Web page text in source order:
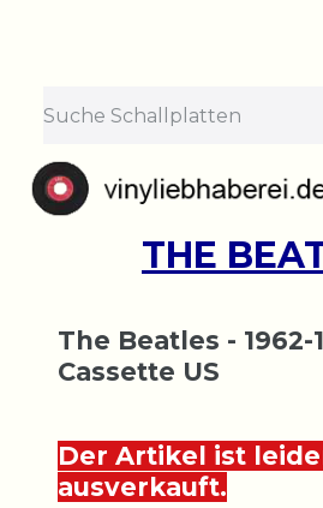
THE
The Beatles - 1962-
Cassette US
Der Artikel ist
ausverkauft.